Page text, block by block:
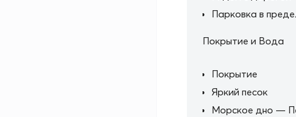
Парковка в
Покрытие и Вода
Покрытие
Яркий песок
Морское дно —